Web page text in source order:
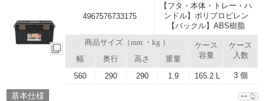
4967576733175
【フタ・本体・トレー・ハ
ンドル】ポリプロピレン
【バックル】ABS樹脂
商品サイズ（mm ・kg ）
ケース
容量
ケース
入数
幅 奥行 高さ 重量
560 290 290 1.9 165.2 L 3 個
基本仕様